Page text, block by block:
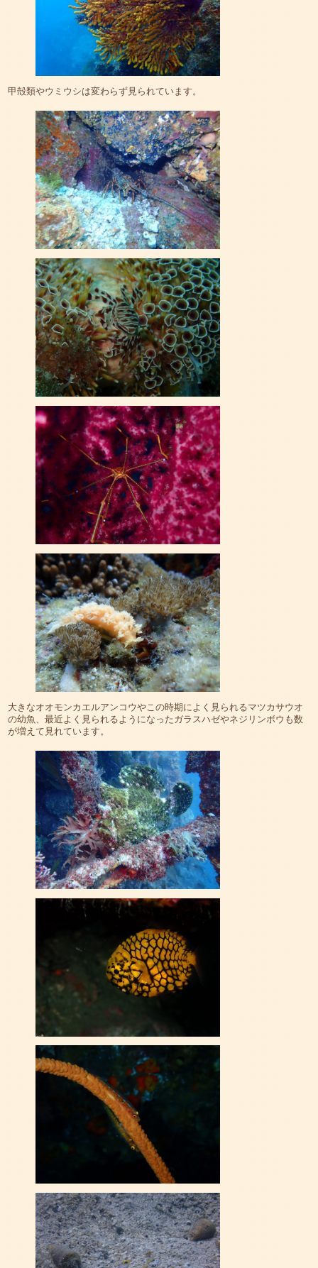
甲殻類やウミウシは変わらず見られています。
大きなオオモンカエルアンコウやこの時期によく見られるマツカサウオ
の幼魚、最近よく見られるようになったガラスハゼやネジリンボウも数
が増えて見れています。